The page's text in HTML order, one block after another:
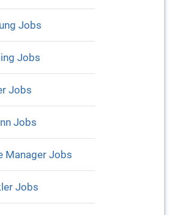
Jobs
Jobs
Jobs
Jobs
Manager Jobs
Jobs